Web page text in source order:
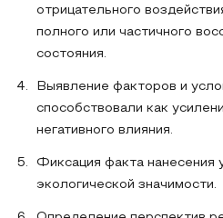
отрицательного
полного или частичного
состояния.
Выявление факторов и
способствовали как
негативного влияния.
Фиксация факта нанесения
экологической значимости.